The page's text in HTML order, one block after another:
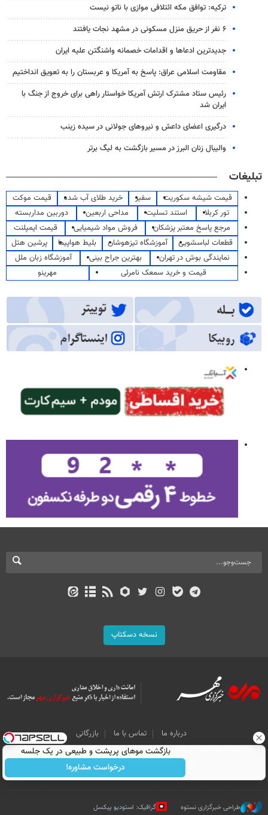
ترکیه: توافق مکه ائتلافی موازی با ناتو نیست
۶ نفر از حریق منزل مسکونی در مشهد نجات یافتند
جدیدترین ادعاها و اقدامات خصمانه واشنگتن علیه ایران
مقاومت اسلامی عراق: پاسخ به آمریکا و عربستان را به تعویق انداختیم
رئیس ستاد مشترک ارتش آمریکا خواستار راهی برای خروج از جنگ با
ایران شد
درگیری اعضای داعش و نیروهای جولانی در سیده زینب
والیبال زنان البرز در مسیر بازگشت به لیگ برتر
تبلیغات
قیمت شیشه سکوریت سفیر خرید طلای آب شده
قیمت موکت
تور کربلا
استند تسلیت مداحی اربعین
دوربین مداربسته
مرجع پاسخ معتبر پزشکان
فروش مواد شیمیایی
قیمت ایمپلنت
قطعات لباسشویی
آموزشگاه تیزهوشان بلیط هواپیما
پرشین هتل
نمایندگی بوش در تهران
بهترین جراح بینی
آموزشگاه زبان ملل
قیمت و خرید سمعک نامرئی
مهرینو
نسخه دسکتاپ
درباره ما تماس با ما
بازرگانی
All Content by Mehr News Agency is licensed under a Creative Commons
Attribution 4.0 International License.
طراحی خبرگزاری نستوه گرافیک: استودیو پیکسل
بازگشت موهای پرپشت و طبیعی در یک جلسه
درخواست مشاوره!